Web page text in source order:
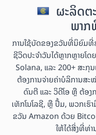
ຜະລິດ
ພາ
ການໃຊ້ບັດຂອງຂວັນທີ່ນິຍົມທີ່
ຊີວິດປະຈຳວັນໄດ້ຫຼາກຫຼາຍໂ
Solana, ແລະ 200+ ສະກຸ
ຕ້ອງການຈ່າຍຄ່າບໍລິການສ
ດົນຕີ ແລະ ວິດີໂອ ຫຼື ຕ້ອງ
ເທັກໂນໂລຊີ, ຫຼື ປຶ້ມ, ພວກເຮົ
ຂວັນ Amazon ດ້ວຍ
ໃຫ້ໄດ້ສິ່ງທີ່ທ່